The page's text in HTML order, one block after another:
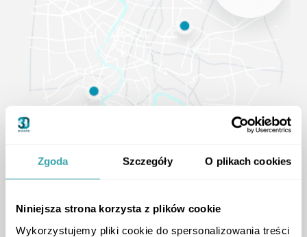
Zgoda Szczegóły O plikach cookies
Niniejsza strona korzysta z plików cookie
Wykorzystujemy pliki cookie do spersonalizowania treści
aplikacji